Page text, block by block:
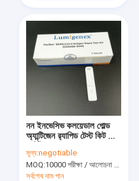
নন ইনভেসিভ কলয়েডাল গোল্ড
অ্যান্টিজেন র‌্যাপিড টেস্ট কিট সিই
মূল্য:negotiable
MOQ:10000 পরীক্ষা / আলোচনা সাপেক্ষে
সর্বশেষ দাম পান